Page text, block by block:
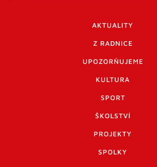
AKTUALITY
Z RADNICE
UPOZORŇUJEME
KULTURA
SPORT
ŠKOLSTVÍ
PROJEKTY
SPOLKY